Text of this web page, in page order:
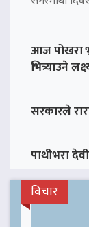
आज पोखरा
भित्र्याउने
सरकारले
पाथीभरा
विचार